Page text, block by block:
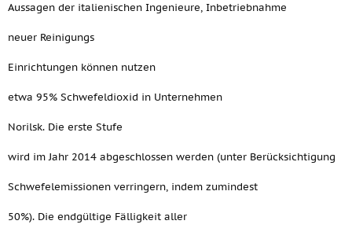
Aussagen der italienischen Ingenieure, Inbetriebnahme
neuer Reinigungs
Einrichtungen können nutzen
etwa 95% Schwefeldioxid in Unternehmen
Norilsk. Die erste Stufe
wird im Jahr 2014 abgeschlossen werden (unter Berücksichtigung
Schwefelemissionen verringern, indem zumindest
50%). Die endgültige Fälligkeit aller